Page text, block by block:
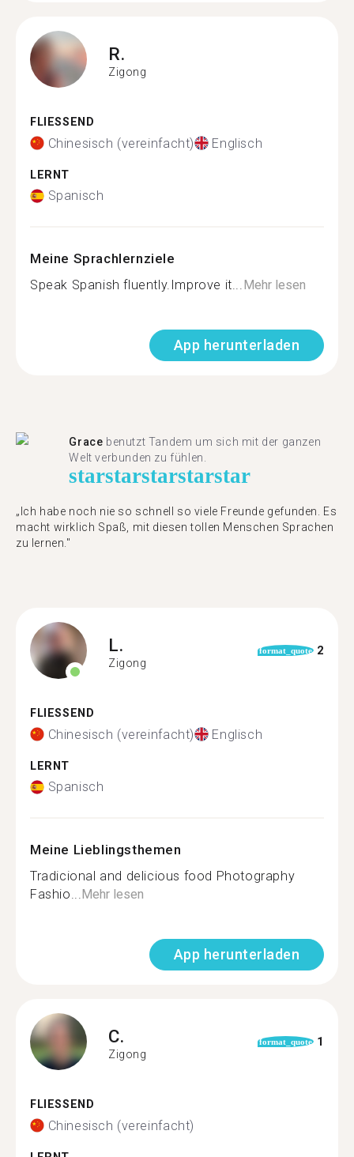
R.
Zigong
FLIESSEND
Chinesisch (vereinfacht) Englisch
LERNT
Spanisch
Meine Sprachlernziele
Speak Spanish fluently.Improve it...Mehr lesen
App herunterladen
Grace benutzt Tandem um sich mit der ganzen
Welt verbunden zu fühlen.
starstarstarstarstar
„Ich habe noch nie so schnell so viele Freunde gefunden. Es
macht wirklich Spaß, mit diesen tollen Menschen Sprachen
zu lernen."
L.
Zigong
format_quote 2
FLIESSEND
Chinesisch (vereinfacht) Englisch
LERNT
Spanisch
Meine Lieblingsthemen
Tradicional and delicious food Photography
Fashio...Mehr lesen
App herunterladen
C.
Zigong
format_quote 1
FLIESSEND
Chinesisch (vereinfacht)